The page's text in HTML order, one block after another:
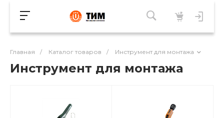
Главная / Каталог товаров / Инструмент для монтажа
Инструмент для монтажа